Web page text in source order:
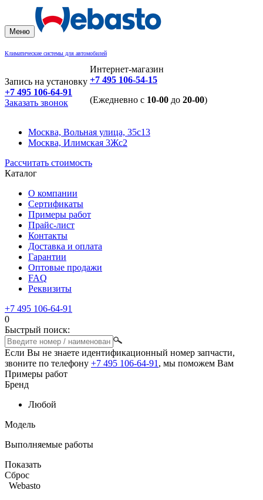
Меню
Климатические системы для автомобилей
Запись на установку
+7 495 106-64-91
Заказать звонок
Интернет-магазин
+7 495 106-54-15
(Ежедневно с 10-00 до 20-00)
Москва, Вольная улица, 35с13
Москва, Илимская 3Жс2
Рассчитать стоимость
Каталог
О компании
Сертификаты
Примеры работ
Прайс-лист
Контакты
Доставка и оплата
Гарантии
Оптовые продажи
FAQ
Реквизиты
+7 495 106-64-91
0
Быстрый поиск:
Если Вы не знаете идентификационный номер запчасти,
звоните по телефону +7 495 106-64-91 , мы поможем Вам
Примеры работ
Бренд
Любой
Модель
Выполняемые работы
Показать
Сброс
Webasto